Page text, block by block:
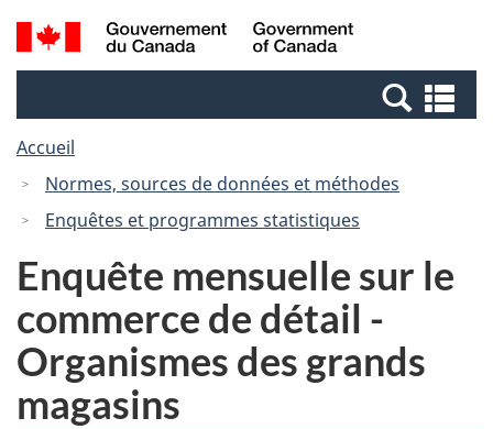
Passer
au
Passer
à
Canada
Recherche
et
et
Accueil
Normes, sources de données et méthodes
Enquêtes et programmes statistiques
Enquête mensuelle sur le
commerce de détail -
Organismes des grands
magasins